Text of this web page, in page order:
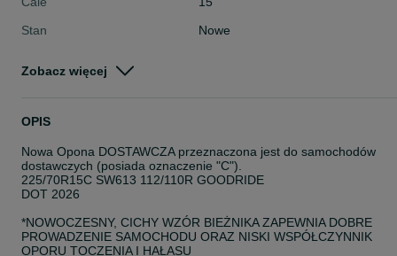
Stan
Nowe
Szerokość
Zobacz więcej
OPIS
Nowa Opona DOSTAWCZA przeznaczona jest do samochodów
dostawczych (posiada oznaczenie "C").
225/70R15C SW613 112/110R GOODRIDE
DOT 2026
*NOWOCZESNY, CICHY WZÓR BIEŻNIKA ZAPEWNIA DOBRE
PROWADZENIE SAMOCHODU ORAZ NISKI WSPÓŁCZYNNIK
OPORU TOCZENIA I HAŁASU